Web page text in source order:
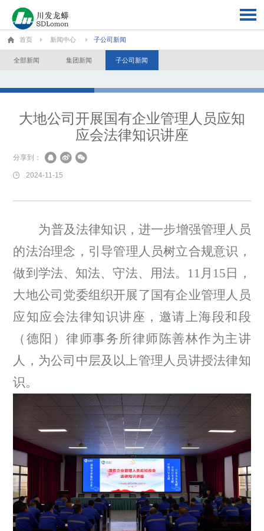
首页 新闻中心 子公司新闻
全部新闻 集团新闻 子公司新闻
大地公司开展国有企业管理人员应知
应会法律知识讲座
分享到：
2024-11-15
为普及法律知识，进一步增强管理人员
的法治理念，引导管理人员树立合规意识，
做到学法、知法、守法、用法。 11 月 15 日，
大地公司党委组织开展了国有企业管理人员
应知应会法律知识讲座， 邀请上海段和段
（德阳）律师事务所律师陈善林作为主讲
人，为公司中层及以上管理人员讲授法律知
识。